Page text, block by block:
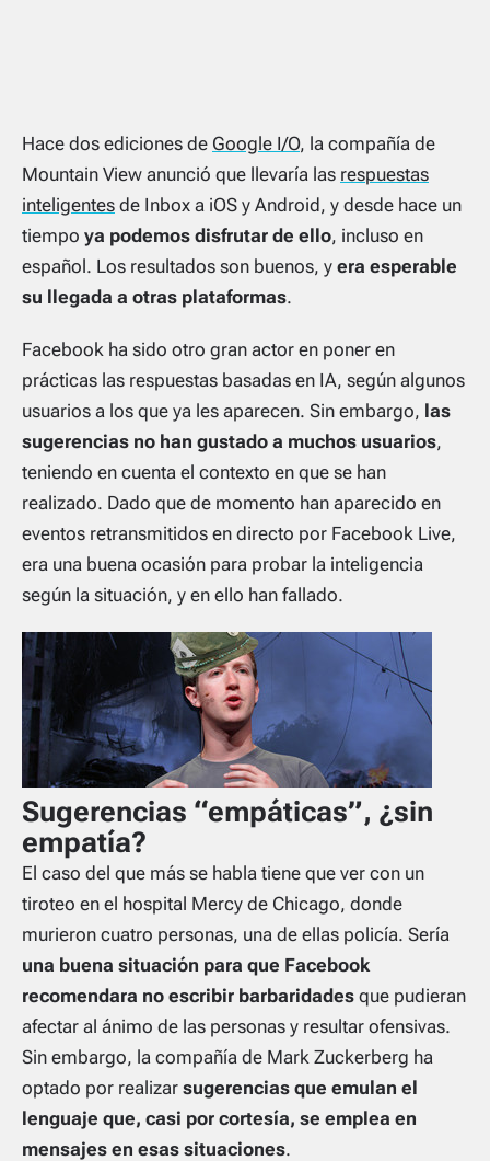
Hace dos ediciones de Google I/O, la compañía de
Mountain View anunció que llevaría las respuestas
inteligentes de Inbox a iOS y Android, y desde hace un
tiempo ya podemos disfrutar de ello, incluso en
español. Los resultados son buenos, y era esperable
su llegada a otras plataformas.
Facebook ha sido otro gran actor en poner en
prácticas las respuestas basadas en IA, según algunos
usuarios a los que ya les aparecen. Sin embargo, las
sugerencias no han gustado a muchos usuarios,
teniendo en cuenta el contexto en que se han
realizado. Dado que de momento han aparecido en
eventos retransmitidos en directo por Facebook Live,
era una buena ocasión para probar la inteligencia
según la situación, y en ello han fallado.
Sugerencias “empáticas”, ¿sin
empatía?
El caso del que más se habla tiene que ver con un
tiroteo en el hospital Mercy de Chicago, donde
murieron cuatro personas, una de ellas policía. Sería
una buena situación para que Facebook
recomendara no escribir barbaridades que pudieran
afectar al ánimo de las personas y resultar ofensivas.
Sin embargo, la compañía de Mark Zuckerberg ha
optado por realizar sugerencias que emulan el
lenguaje que, casi por cortesía, se emplea en
mensajes en esas situaciones.